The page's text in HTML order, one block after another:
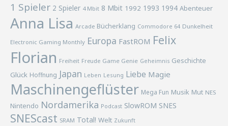
1 Spieler 2 Spieler 4 Mbit 8 Mbit 1992 1993 1994 Abenteuer
Anna Lisa Arcade Bücherklang Commodore 64 Dunkelheit
Electronic Gaming Monthly Europa FastROM Felix
Florian Freiheit Freude Game Genie Geheimnis Geschichte
Glück Hoffnung Japan Leben Lesung Liebe Magie
Maschinengeflüster Mega Fun Musik Mut NES
Nintendo Nordamerika Podcast SlowROM SNES
SNEScast SRAM Total! Welt Zukunft